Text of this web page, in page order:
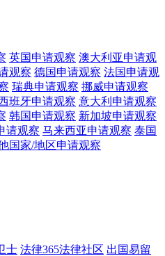
英国申请观察 澳大利亚申请观
观察 德国申请观察 法国申请观
瑞典申请观察 挪威申请观察
班牙申请观察 意大利 申请观察
韩国申请观察 新加坡申请观察
请观察 马来西亚申请观察 泰国
国家/地区申请观察
士 法律365法律社区 出国易留